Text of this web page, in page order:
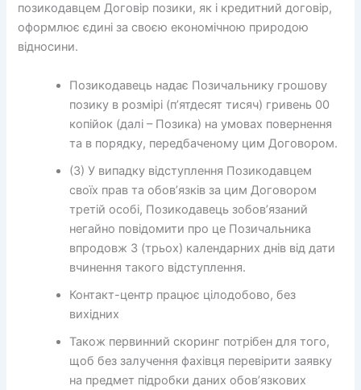
позикодавцем Договір позики, як і кредитний договір,
оформлює єдині за своєю економічною природою
відносини.
Позикодавець надає Позичальнику грошову
позику в розмірі (п’ятдесят тисяч) гривень 00
копійок (далі – Позика) на умовах повернення
та в порядку, передбаченому цим Договором.
(3) У випадку відступлення Позикодавцем
своїх прав та обов’язків за цим Договором
третій особі, Позикодавець зобов’язаний
негайно повідомити про це Позичальника
впродовж 3 (трьох) календарних днів від дати
вчинення такого відступлення.
Контакт-центр працює цілодобово, без
вихідних
Також первинний скоринг потрібен для того,
щоб без залучення фахівця перевірити заявку
на предмет підробки даних обов’язкових